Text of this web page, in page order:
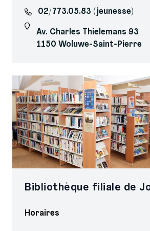
02/773.05.83 (jeunesse)
Av. Charles Thielemans 93
1150 Woluwe-Saint-Pierre
Bibliothèque filiale de
Horaires